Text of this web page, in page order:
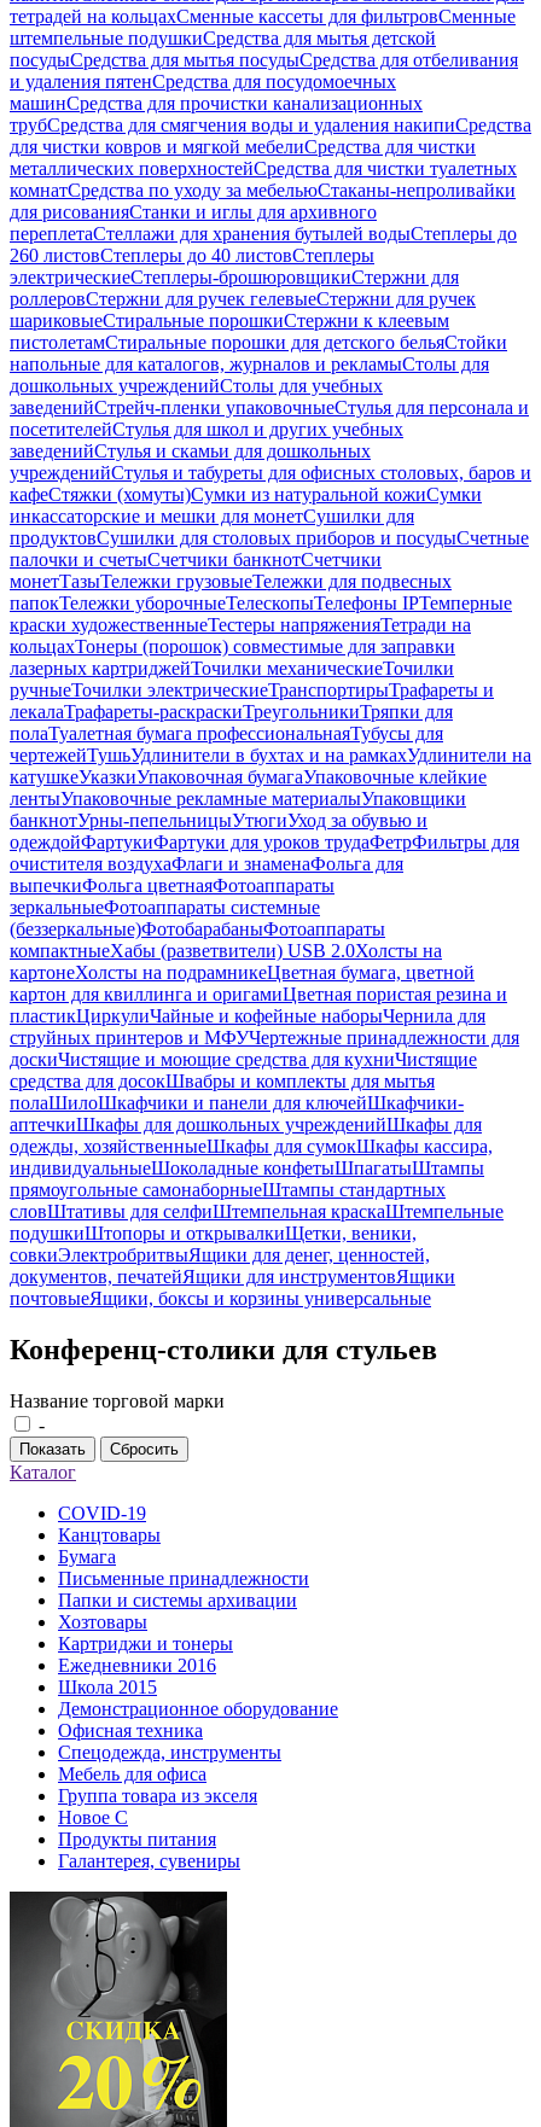
тетрадей на кольцахСменные кассеты для фильтровСменные
штемпельные подушкиСредства для мытья детской
посудыСредства для мытья посудыСредства для отбеливания
и удаления пятенСредства для посудомоечных
машинСредства для прочистки канализационных
трубСредства для смягчения воды и удаления накипиСредства
для чистки ковров и мягкой мебелиСредства для чистки
металлических поверхностейСредства для чистки туалетных
комнатСредства по уходу за мебельюСтаканы-непроливайки
для рисованияСтанки и иглы для архивного
переплетаСтеллажи для хранения бутылей водыСтеплеры до
260 листовСтеплеры до 40 листовСтеплеры
электрическиеСтеплеры-брошюровщикиСтержни для
роллеровСтержни для ручек гелевыеСтержни для ручек
шариковыеСтиральные порошкиСтержни к клеевым
пистолетамСтиральные порошки для детского бельяСтойки
напольные для каталогов, журналов и рекламыСтолы для
дошкольных учрежденийСтолы для учебных
заведенийСтрейч-пленки упаковочныеСтулья для персонала и
посетителейСтулья для школ и других учебных
заведенийСтулья и скамьи для дошкольных
учрежденийСтулья и табуреты для офисных столовых, баров и
кафеСтяжки (хомуты)Сумки из натуральной кожиСумки
инкассаторские и мешки для монетСушилки для
продуктовСушилки для столовых приборов и посудыСчетные
палочки и счетыСчетчики банкнотСчетчики
монетТазыТележки грузовыеТележки для подвесных
папокТележки уборочныеТелескопыТелефоны IPТемперные
краски художественныеТестеры напряженияТетради на
кольцахТонеры (порошок) совместимые для заправки
лазерных картриджейТочилки механическиеТочилки
ручныеТочилки электрическиеТранспортирыТрафареты и
лекалаТрафареты-раскраскиТреугольникиТряпки для
полаТуалетная бумага профессиональнаяТубусы для
чертежейТушьУдлинители в бухтах и на рамкахУдлинители на
катушкеУказкиУпаковочная бумагаУпаковочные клейкие
лентыУпаковочные рекламные материалыУпаковщики
банкнотУрны-пепельницыУтюгиУход за обувью и
одеждойФартукиФартуки для уроков трудаФетрФильтры для
очистителя воздухаФлаги и знаменаФольга для
выпечкиФольга цветнаяФотоаппараты
зеркальныеФотоаппараты системные
(беззеркальные)ФотобарабаныФотоаппараты
компактныеХабы (разветвители) USB 2.0Холсты на
картонеХолсты на подрамникеЦветная бумага, цветной
картон для квиллинга и оригамиЦветная пористая резина и
пластикЦиркулиЧайные и кофейные наборыЧернила для
струйных принтеров и МФУЧертежные принадлежности для
доскиЧистящие и моющие средства для кухниЧистящие
средства для досокШвабры и комплекты для мытья
полаШилоШкафчики и панели для ключейШкафчики-
аптечкиШкафы для дошкольных учрежденийШкафы для
одежды, хозяйственныеШкафы для сумокШкафы кассира,
индивидуальныеШоколадные конфетыШпагатыШтампы
прямоугольные самонаборныеШтампы стандартных
словШтативы для селфиШтемпельная краскаШтемпельные
подушкиШтопоры и открывалкиЩетки, веники,
совкиЭлектробритвыЯщики для денег, ценностей,
документов, печатейЯщики для инструментовЯщики
почтовыеЯщики, боксы и корзины универсальные
Конференц-столики для стульев
Название торговой марки
-
Показать Сбросить
Каталог
COVID-19
Канцтовары
Бумага
Письменные принадлежности
Папки и системы архивации
Хозтовары
Картриджи и тонеры
Ежедневники 2016
Школа 2015
Демонстрационное оборудование
Офисная техника
Спецодежда, инструменты
Мебель для офиса
Группа товара из экселя
Новое С
Продукты питания
Галантерея, сувениры